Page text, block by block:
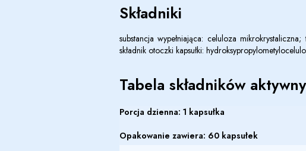
Składniki
substancja wypełniająca: celuloza
składnik otoczki kapsułki:
Tabela składników
Porcja dzienna: 1 kapsułka
Opakowanie zawiera: 60 kapsułek